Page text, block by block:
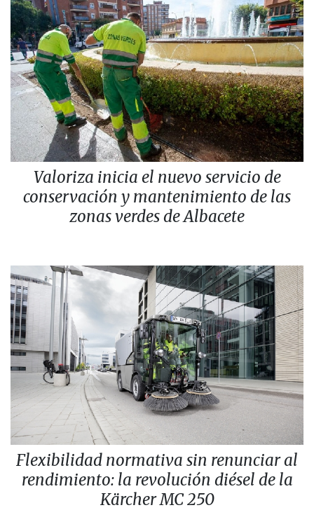
Valoriza inicia el nuevo servicio de
conservación y mantenimiento de las
zonas verdes de Albacete
Flexibilidad normativa sin renunciar al
rendimiento: la revolución diésel de la
Kärcher MC 250